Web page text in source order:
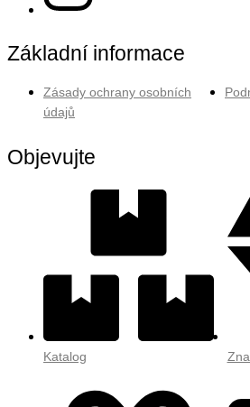
Základní informace
Zásady ochrany osobních
údajů
Objevujte
Katalog